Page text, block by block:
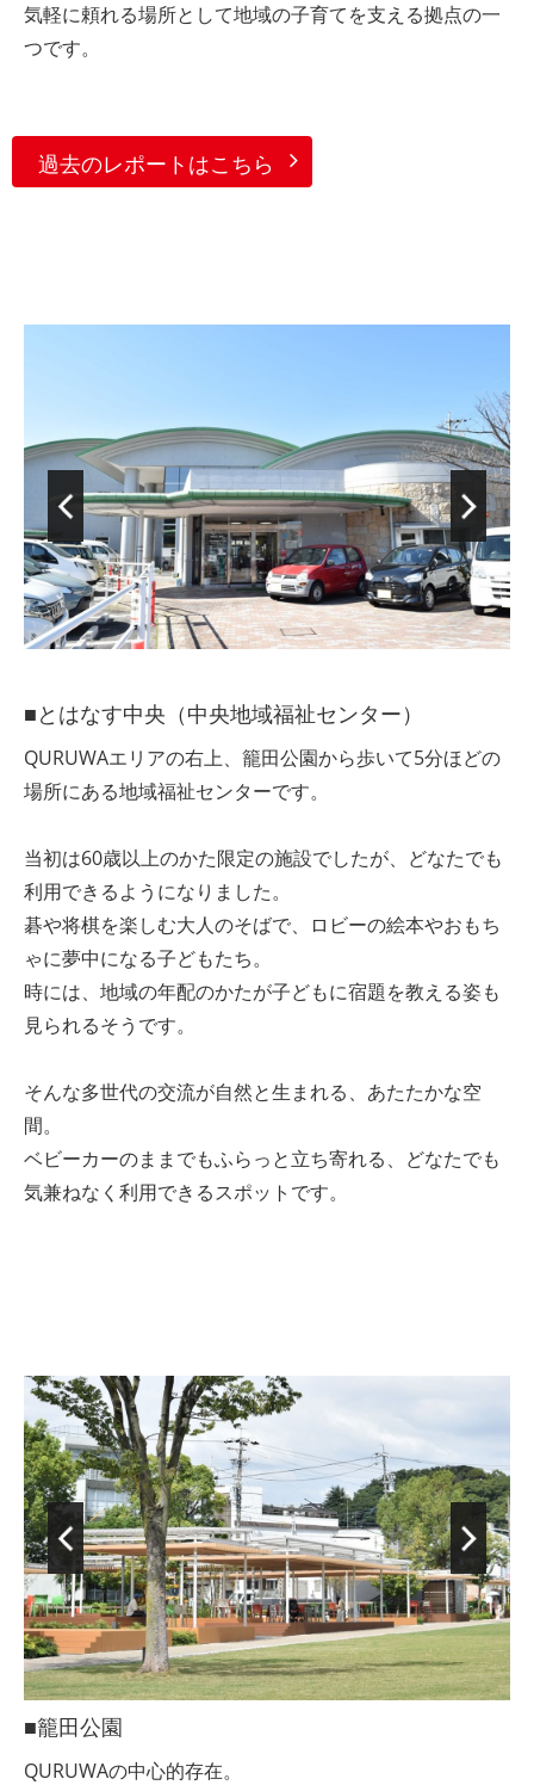
気軽に頼れる場所として地域の子育てを支える拠点の一
つです。
過去のレポートはこちら
■とはなす中央（中央地域福祉センター）
QURUWAエリアの右上、籠田公園から歩いて5分ほどの
場所にある地域福祉センターです。
当初は60歳以上のかた限定の施設でしたが、どなたでも
利用できるようになりました。
碁や将棋を楽しむ大人のそばで、ロビーの絵本やおもち
ゃに夢中になる子どもたち。
時には、地域の年配のかたが子どもに宿題を教える姿も
見られるそうです。
そんな多世代の交流が自然と生まれる、あたたかな空
間。
ベビーカーのままでもふらっと立ち寄れる、どなたでも
気兼ねなく利用できるスポットです。
■籠田公園
QURUWAの中心的存在。